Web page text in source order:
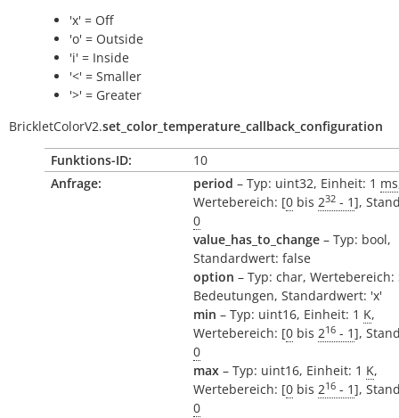
'x' = Off
'o' = Outside
'i' = Inside
'<' = Smaller
'>' = Greater
BrickletColorV2.set_color_temperature_callback_configuration
Funktions-ID:
10
Anfrage:
period – Typ: uint32, Einheit: 1 ms
Wertebereich: [0 bis 232 - 1],
0
value_has_to_change – Typ: bool,
Standardwert: false
option – Typ: char, Wertebereich:
Bedeutungen, Standardwert: 'x'
min – Typ: uint16, Einheit: 1 K,
Wertebereich: [0 bis 216 - 1],
0
max – Typ: uint16, Einheit: 1 K,
Wertebereich: [0 bis 216 - 1],
0